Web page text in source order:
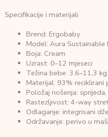
Specifikacije i materijali
Brend: Ergobaby
Model: Aura Sustainable
Boja: Cream
Uzrast: 0–12 mjeseci
Težina bebe: 3,6–11,3 kg
Materijal: 93%
Položaj nošenja:
Rastezljivost: 4-way
Odlaganje: integrisani
Održavanje: perivo u